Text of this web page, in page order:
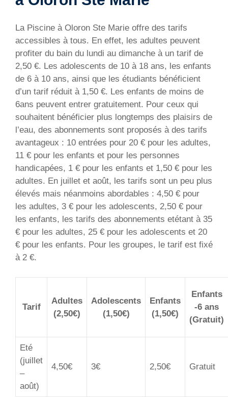
La Piscine à Oloron Ste Marie offre des tarifs
accessibles à tous. En effet, les adultes peuvent
profiter du bain du lundi au dimanche à un tarif de
2,50 €. Les adolescents de 10 à 18 ans, les enfants
de 6 à 10 ans, ainsi que les étudiants bénéficient
d’un tarif réduit à 1,50 €. Les enfants de moins de
6ans peuvent entrer gratuitement. Pour ceux qui
souhaitent bénéficier plus longtemps des plaisirs de
l’eau, des abonnements sont proposés à des tarifs
avantageux : 10 entrées pour 20 € pour les adultes,
11 € pour les enfants et pour les personnes
handicapées, 1 € pour les enfants et 1,50 € pour les
adultes. En juillet et août, les tarifs sont un peu plus
élevés mais néanmoins abordables : 4,50 € pour
les adultes, 3 € pour les adolescents, 2,50 € pour
les enfants, les tarifs des abonnements etétant à 35
€ pour les adultes, 25 € pour les adolescents et 20
€ pour les enfants. Pour les groupes, le tarif est fixé
à 2 €.
Tarif
Adultes
(2,50€)
Adolescents
(1,50€)
Enfants
(1,50€)
Enfants
-6 ans
(Gratuit)
Eté
(juillet
–
août)
4,50€ 3€ 2,50€ Gratuit